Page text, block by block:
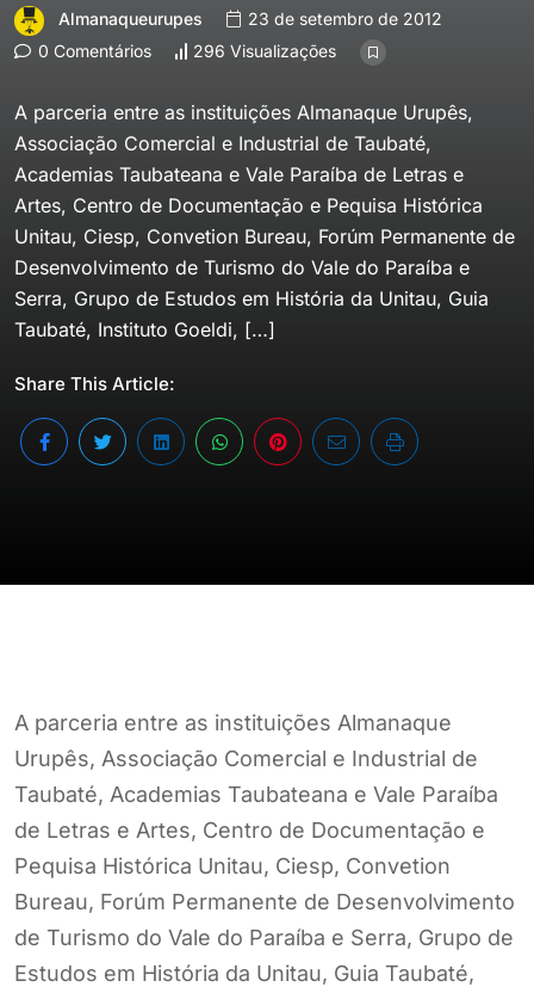
Almanaqueurupes
23 de setembro de 2012
0 Comentários
296 Visualizações
A parceria entre as instituições Almanaque Urupês,
Associação Comercial e Industrial de Taubaté,
Academias Taubateana e Vale Paraíba de Letras e
Artes, Centro de Documentação e Pequisa Histórica
Unitau, Ciesp, Convetion Bureau, Forúm Permanente de
Desenvolvimento de Turismo do Vale do Paraíba e
Serra, Grupo de Estudos em História da Unitau, Guia
Taubaté, Instituto Goeldi, […]
Share This Article:
A parceria entre as instituições Almanaque
Urupês, Associação Comercial e Industrial de
Taubaté, Academias Taubateana e Vale Paraíba
de Letras e Artes, Centro de Documentação e
Pequisa Histórica Unitau, Ciesp, Convetion
Bureau, Forúm Permanente de Desenvolvimento
de Turismo do Vale do Paraíba e Serra, Grupo de
Estudos em História da Unitau, Guia Taubaté,